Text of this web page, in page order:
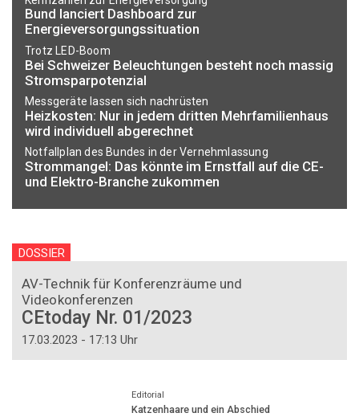
Bund lanciert Dashboard zur
Energieversorgungssituation
Trotz LED-Boom
Bei Schweizer Beleuchtungen besteht noch massig
Stromsparpotenzial
Messgeräte lassen sich nachrüsten
Heizkosten: Nur in jedem dritten Mehrfamilienhaus
wird individuell abgerechnet
Notfallplan des Bundes in der Vernehmlassung
Strommangel: Das könnte im Ernstfall auf die CE-
und Elektro-Branche zukommen
DOSSIER
AV-Technik für Konferenzräume und
Videokonferenzen
CEtoday Nr. 01/2023
17.03.2023 - 17:13 Uhr
Editorial
Katzenhaare und ein Abschied